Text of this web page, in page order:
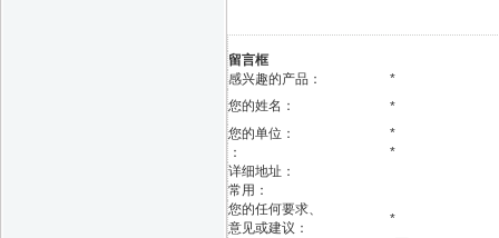
留言框
感兴趣的产品：
*
您的姓名：
*
您的单位：
*
：
*
详细地址：
常用：
您的任何要求、
意见或建议：
*